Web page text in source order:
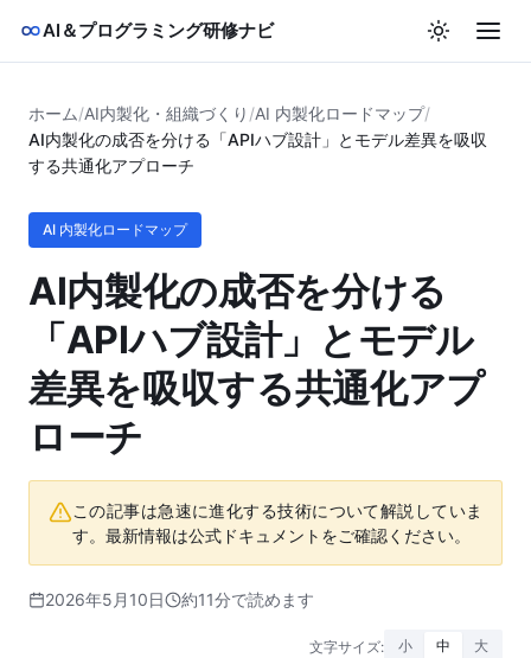
AI＆プログラミング研修ナビ
ホーム/AI内製化・組織づくり /AI 内製化ロードマップ/
AI内製化の成否を分ける「APIハブ設計」とモデル差異を吸収
する共通化アプローチ
AI 内製化ロードマップ
AI内製化の成否を分ける
「APIハブ設計」とモデル
差異を吸収する共通化アプ
ローチ
この記事は急速に進化する技術について解説していま
す。最新情報は公式ドキュメントをご確認ください。
2026年5月10日 約11分で読めます
文字サイズ: 小 中 大